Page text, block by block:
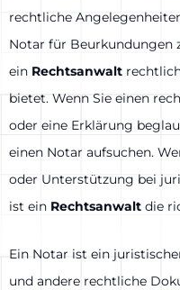
rechtliche
Notar für Beurkundungen
ein Rechtsanwalt
bietet. Wenn Sie einen
oder eine Erklärung
einen Notar aufsuchen.
oder Unterstützung bei
ist ein Rechtsanwalt die
Ein Notar ist ein
und andere rechtliche